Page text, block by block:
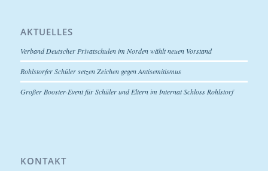
AKTUELLES
Verband Deutscher Privatschulen im Norden wählt neuen Vorstand
Rohlstorfer Schüler setzen Zeichen gegen Antisemitismus
Großer Booster-Event für Schüler und Eltern im Internat Schloss Rohlstorf
KONTAKT